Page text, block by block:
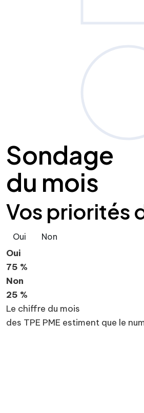
Sondage
du mois
Vos priorités
Oui Non
Oui
75 %
Non
25 %
Le chiffre du mois
des TPE PME estiment que le